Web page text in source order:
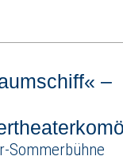
–
Sommerbühne